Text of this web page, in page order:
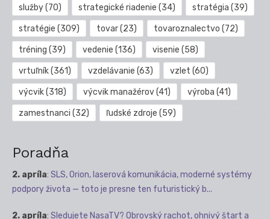
služby(70) strategické riadenie (34) stratégia (39)
stratégie (309) tovar(23) tovaroznalectvo (72)
tréning (39) vedenie (136) visenie (58)
vrtuľník(361) vzdelávanie (63) vzlet (60)
výcvik(318) výcvik manažérov(41) výroba (41)
zamestnanci (32) ľudské zdroje (59)
Poradňa
2. apríla: SLS, Orion, laserová komunikácia, moderné systémy
podpory života — toto je presne ten futuristický b...
2. apríla: Sledujete NasaTV? Obrovský rachot, ohnivý štart a